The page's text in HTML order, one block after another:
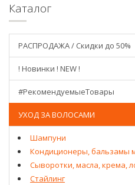
Каталог
РАСПРОДАЖА / Скидки до 50%
! Новинки ! NEW !
#РекомендуемыеТовары
УХОД ЗА ВОЛОСАМИ
Шампуни
Кондиционеры, бальзамы
Сыворотки, масла, крема,
Стайлинг